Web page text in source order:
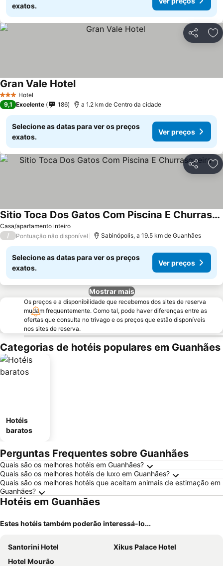
exatos.
Partilhar
3 EstrelasHotel
Gran Vale Hotel
9,1 Excelente 186 a 1.2 km de Centro da cidade
Selecione as datas para ver os preços
exatos.
Ver preços
Partilhar
Casa/apartamento inteiro
Sitio Toca Dos Gatos Com Piscina E Churrasqueira
/ Pontuação não disponível Sabinópolis, a 19.5 km de Guanhães
Selecione as datas para ver os preços
exatos.
Ver preços
Mostrar mais
Os preços e a disponibilidade que recebemos dos sites de reserva
mudam frequentemente. Como tal, pode haver diferenças entre as
ofertas que consulta no trivago e os preços que estão disponíveis
nos sites de reserva.
Categorias de hotéis populares em Guanhães
Hotéis
baratos
Perguntas Frequentes sobre Guanhães
Quais são os melhores hotéis em Guanhães?
Quais são os melhores hotéis de luxo em Guanhães?
Quais são os melhores hotéis que aceitam animais de estimação em
Guanhães?
Hotéis em Guanhães
Estes hotéis também poderão interessá-lo...
Santorini Hotel
Xikus Palace Hotel
Hotel Mourão